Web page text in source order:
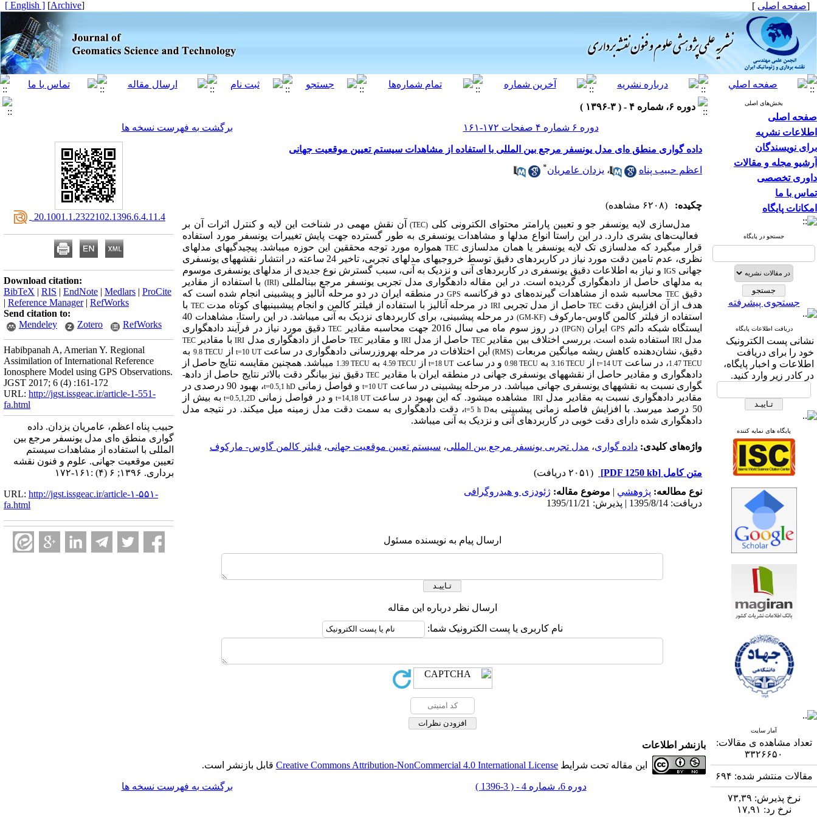
[صفحه اصلی ]
[
Archive
]
[ English ]
بخش‌های اصلی
صفحه اصلی
اطلاعات نشریه
برای نویسندگان
آرشیو مجله و مقالات
داوری تخصصی
تماس با ما
امکانات پایگاه
جستجو در پایگاه
جستجوی پیشرفته
دریافت اطلاعات پایگاه
نشانی پست الکترونیک
خود را برای دریافت
اطلاعات و اخبار پایگاه،
در کادر زیر وارد کنید.
پایگاه های نمایه کننده
آمار سایت
تعداد مشاهده ی مقالات:
۳۳۲۶۶۵۰
مقالات منتشر شده: ۶۹۴
نرخ پذیرش: ۷۳,۳۹
نرخ رد: ۱۷,۹۱
دوره ۶، شماره ۴ - ( ۳-۱۳۹۶ )
دوره ۶ شماره ۴ صفحات ۱۷۲-۱۶۱
برگشت به فهرست نسخه ها
داده‌ گواری منطق ه‌ای مدل یونسفر مرجع بین‌ المللی با استفاده از مشاهدات سیستم تعیین موقعیت جهانی
اعظم حبیب پناه ، یزدان عامریان*
چکیده:
(۶۲۰۸ مشاهده)
مدلسازی لایه یونسفر جو و تعیین پارامتر محتوای الکترونی کلی (TEC)آن نقش مهمی در شناخت این لایه و کنترل اثرات آن بر
فعالیتهای بشری دار د. در این راستا انواع مدل‏ها و مشاهدات یونسفری به طور گسترده جهت پایش تغییرات یونسفر مورد استفاده
قرار می‏گیرد که مدل‏سازی تک لایه یونسفر یا همان مدل‏سازیTEC همواره مورد توجه محققین این حوزه می‏باشد. پیچیدگی‏های مدل‏های
نظری، عدم تامین دقت مورد نیاز در کاربردهای دقیق توسط خروجی­های مدل‏های تجربی، تاخیر 24 ساعته در انتشار نقشه‏های یونسفری
جهانی IGS و نیاز به اطلاعات دقیق یونسفری در کاربردهای آنی و نزدیک به آنی، سبب گسترش نوع جدیدی از مدل‏های یونسفری موسوم
به مدل‏های حاصل از داده‏گواری گردیده است. در این مقاله داده‏گواری مدل تجربی یونسفر مرجع بین‏المللی(IRI) با استفاده از مقادیر
دقیقTEC محاسبه شده از مشاهدات گیرنده‌های دو فرکانسه GPS در منطقه ایران در دو مرحله آنالیز و پیش­بینی انجام شده است که
هدف از آن افزایش دقت TEC حاصل از مدل تجربیIRI در مرحله آنالیز با استفاده از فیلتر کالمن و انجام پیش‏بینی­های کوتاه مدتTEC با
استفاده از فیلتر کالمن گاوس-مارکوف(GM-KF) در مرحله پیش­بینی، برای کاربردهای نزدیک به آنی می‏باشد. در این راستا، مشاهدات 40
ایستگاه شبکه دائم GPS ایران(IPGN) در روز سوم ماه می سال 2016 جهت محاسبه مقادیر TECدقیق مورد نیاز در فرآیند داده‏گواری
مدلIRI استفاده شده است. بررسی اختلاف بین مقادیرTEC حاصل از مدل IRI و مقادیرTEC حاصل از داده‏گواری مدل IRI با مقادیر TEC
دقیق، نشاندهنده کاهش ریشه میانگین مربعات (RMS) این اختلافات در مرحله به‏روزرسانی داده­گواری در ساعتt=10 UT از 9.8 TECU به
1.47 TECU، در ساعتt=14 UT از3.16 TECU به 0.98 TECU و در ساعتt=18 UT از4.59 TECU به 1.39 TECU می‏باشد. همچنین مقایسه نتایج حاصل از
داده‏گواری و مقادیر حاصل از نقشه‏های یونسفری جهانی در منطقه ایران با مقادیر
TECدقیق نیز بیانگر دقت بالاتر نتایج حاصل از داده­
گواری نسبت به نقشه‏های یونسفری جهانی می­باشد. در مرحله پیش‏بینی در ساعتt=10 UTو فواصل زمانی D
t=0.5,1 h
، بهبود 90 درصدی در
مقادیر داده‏گواری نسبت به مقادیر مدل IRIمشاهده می‏شود. که این بهبود در ساعت t=14,18 UT و در فواصل زمانی D
t=0.5,1,2 به بیش از
50 درصد می‏رسد.
با افزایش فاصله زمانی پیش‏بینی بهD
t=5 h، دقت داده‏گواری به سمت دقت مدل زمینه میل می‏کند. در نتیجه مدل
داده‏گواری شده دارای دقت خوبی در کاربردهای آنی و نزدیک به آنی می‏باشد.
واژه‌های کلیدی: داده‌ گواری، مدل تجربی یونسفر مرجع بین‌ المللی، سیستم تعیین موقعیت جهانی، فیلتر کالمن گاوس- مارکوف
متن کامل [PDF 1250 kb]
(۲۰۵۱ دریافت)
نوع مطالعه: پژوهشي | موضوع مقاله: ژئودزی و هیدروگرافی
دریافت: 1395/8/14 | پذیرش: 1395/11/21
ارسال پیام به نویسنده مسئول
ارسال نظر درباره این مقاله
نام کاربری یا پست الکترونیک شما:
‎ 20.1001.1.2322102.1396.6.4.11.4
Download citation:
BibTeX | RIS | EndNote | Medlars | ProCite
| Reference Manager| RefWorks
Send citation to:
Mendeley
Zotero RefWorks
Habibpanah A, Amerian Y. Regional
Assimilation of International Reference
Ionosphere Model using GPS Observations.
JGST 2017; 6 (4) :161-172
URL: http://jgst.issgeac.ir/article-1-551-
fa.html
حبیب پناه اعظم، عامریان یزدان. داده‌
گواری منطق ه‌ای مدل یونسفر مرجع بین‌
المللی با استفاده از مشاهدات سیستم
تعیین موقعیت جهانی. علوم و فنون نقشه
برداری. ۱۳۹۶; ۶ (۴) :۱۶۱-۱۷۲
URL: http://jgst.issgeac.ir/article-۱-۵۵۱-
fa.html
بازنشر اطلاعات
این مقاله تحت شرایط Creative Commons Attribution-NonCommercial 4.0 International License قابل بازنشر است.
دوره 6، شماره 4 - ( 3-1396 ) برگشت به فهرست نسخه ها